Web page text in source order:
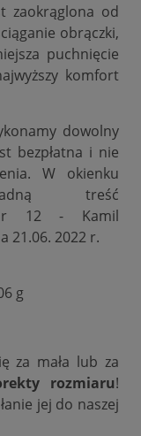
zaokrąglona od
obrączki,
puchnięcie
komfort
dowolny
bezpłatna i nie
W okienku
treść
12 - Kamil
21.06. 2022 r.
g
za mała lub za
rozmiaru!
jej do naszej